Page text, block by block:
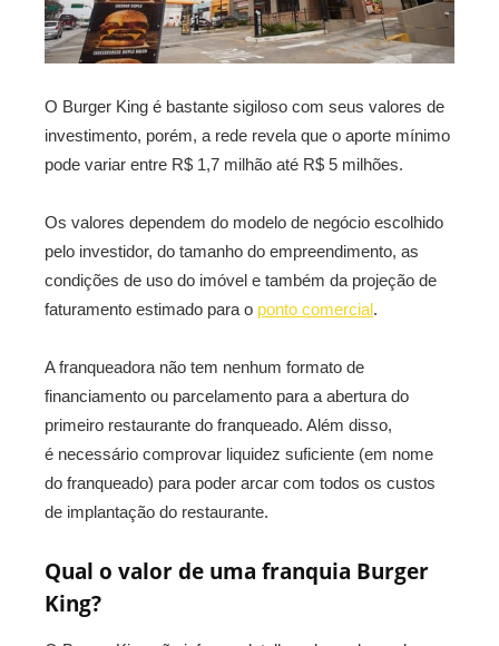
O Burger King é bastante sigiloso com seus valores de
investimento, porém, a rede revela que o aporte mínimo
pode variar entre R$ 1,7 milhão até R$ 5 milhões.
Os valores dependem do modelo de negócio escolhido
pelo investidor, do tamanho do empreendimento, as
condições de uso do imóvel e também da projeção de
faturamento estimado para o ponto comercial.
A franqueadora não tem nenhum formato de
financiamento ou parcelamento para a abertura do
primeiro restaurante do franqueado. Além disso,
é necessário comprovar liquidez suficiente (em nome
do franqueado) para poder arcar com todos os custos
de implantação do restaurante.
Qual o valor de uma franquia Burger
King?